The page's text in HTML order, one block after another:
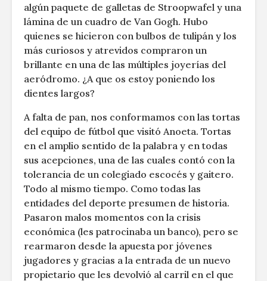
algún paquete de galletas de Stroopwafel y una
lámina de un cuadro de Van Gogh. Hubo
quienes se hicieron con bulbos de tulipán y los
más curiosos y atrevidos compraron un
brillante en una de las múltiples joyerías del
aeródromo. ¿A que os estoy poniendo los
dientes largos?
A falta de pan, nos conformamos con las tortas
del equipo de fútbol que visitó Anoeta. Tortas
en el amplio sentido de la palabra y en todas
sus acepciones, una de las cuales contó con la
tolerancia de un colegiado escocés y gaitero.
Todo al mismo tiempo. Como todas las
entidades del deporte presumen de historia.
Pasaron malos momentos con la crisis
económica (les patrocinaba un banco), pero se
rearmaron desde la apuesta por jóvenes
jugadores y gracias a la entrada de un nuevo
propietario que les devolvió al carril en el que